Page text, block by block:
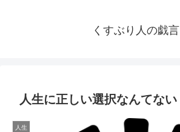
くすぶり人の戯言
人生に正しい選択なんてない
人生